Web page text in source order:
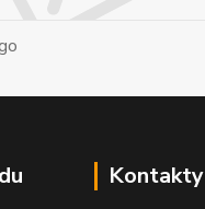
Kontakty